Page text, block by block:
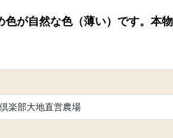
色が自然な色（薄い）です。本
楽部大地直営農場